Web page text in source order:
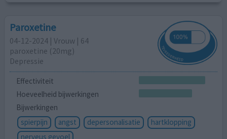
Paroxetine
04-12-2024 | Vrouw | 64
paroxetine (20mg)
Depressie
Effectiviteit
Hoeveelheid bijwerkingen
Bijwerkingen
spierpijn
angst depersonalisatie
hartklopping
nerveus gevoel